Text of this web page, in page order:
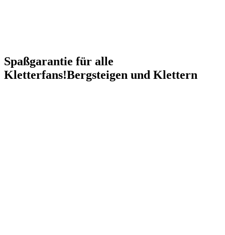
Spaßgarantie für alle
Kletterfans!Bergsteigen und Klettern